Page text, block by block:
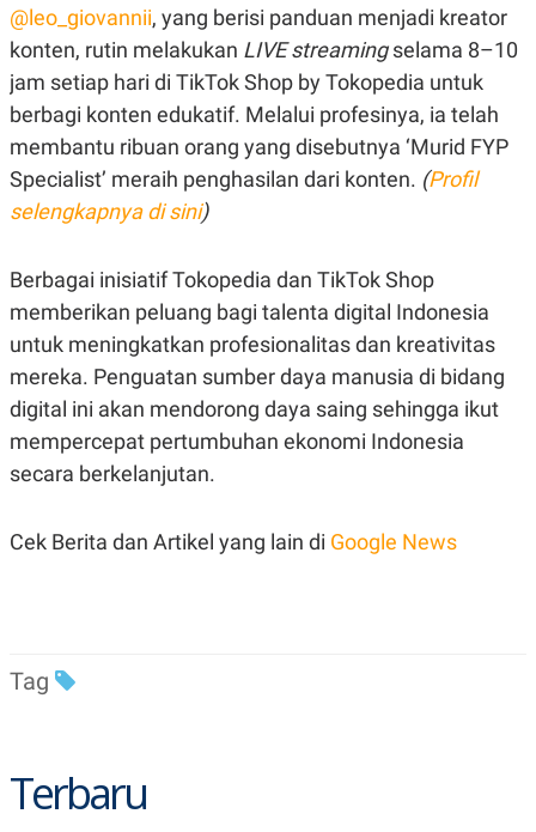
@leo_giovannii, yang berisi panduan menjadi kreator
konten, rutin melakukan LIVE streamingselama 8–10
jam setiap hari di TikTok Shop by Tokopedia untuk
berbagi konten edukatif. Melalui profesinya, ia telah
membantu ribuan orang yang disebutnya ‘Murid FYP
Specialist’ meraih penghasilan dari konten. (Profil
selengkapnya di sini)
Berbagai inisiatif Tokopedia dan TikTok Shop
memberikan peluang bagi talenta digital Indonesia
untuk meningkatkan profesionalitas dan kreativitas
mereka. Penguatan sumber daya manusia di bidang
digital ini akan mendorong daya saing sehingga ikut
mempercepat pertumbuhan ekonomi Indonesia
secara berkelanjutan.
Cek Berita dan Artikel yang lain di Google News
Tag
Terbaru